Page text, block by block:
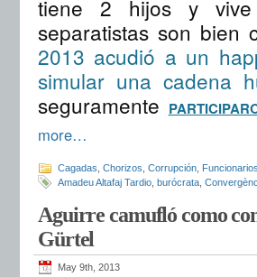
tiene 2 hijos y vive
separatistas son bien
2013 acudió a un
simular una cadena
seguramente
more…
Cagadas Chorizos Corrupción
Amadeu Altafaj Tardio burócrata
Aguirre camufló como
Gürtel
May 9th, 2013